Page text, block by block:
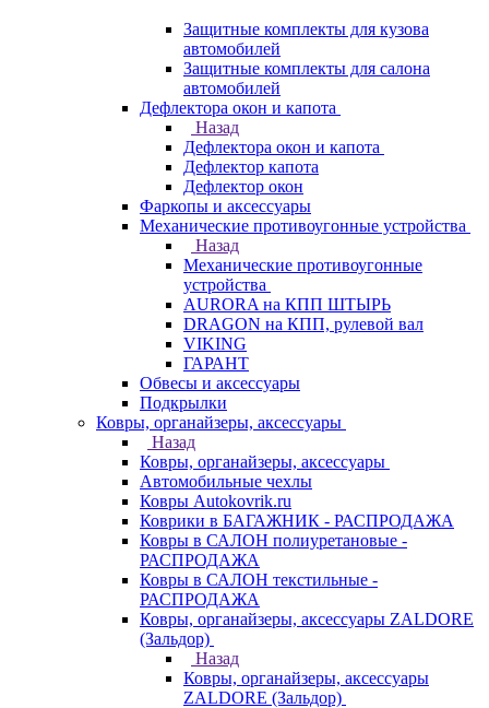
Защитные комплекты для кузова
автомобилей
Защитные комплекты для салона
автомобилей
Дефлектора окон и капота
Назад
Дефлектора окон и капота
Дефлектор капота
Дефлектор окон
Фаркопы и аксессуары
Механические противоугонные устройства
Назад
Механические противоугонные
устройства
AURORA на КПП ШТЫРЬ
DRAGON на КПП, рулевой вал
VIKING
ГАРАНТ
Обвесы и аксессуары
Подкрылки
Ковры, органайзеры, аксессуары
Назад
Ковры, органайзеры, аксессуары
Автомобильные чехлы
Ковры Autokovrik.ru
Коврики в БАГАЖНИК - РАСПРОДАЖА
Ковры в САЛОН полиуретановые -
РАСПРОДАЖА
Ковры в САЛОН текстильные -
РАСПРОДАЖА
Ковры, органайзеры, аксессуары ZALDORE
(Зальдор)
Назад
Ковры, органайзеры, аксессуары
ZALDORE (Зальдор)